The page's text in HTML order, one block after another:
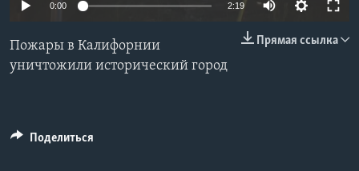
СОЦИАЛЬНЫЕ СЕТИ
Языки
0:00 2:19
Прямая ссылка
Пожары в Калифорнии
уничтожили исторический город
Поделиться